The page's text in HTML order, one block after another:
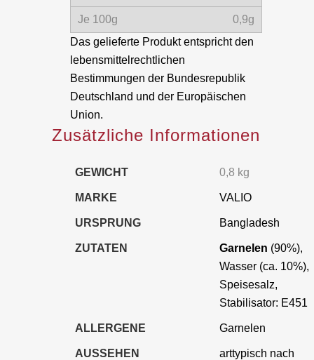
0,9g
Das gelieferte Produkt entspricht den
lebensmittelrechtlichen
Bestimmungen der Bundesrepublik
Deutschland und der Europäischen
Union.
Zusätzliche Informationen
GEWICHT 0,8 kg
MARKE VALIO
URSPRUNG Bangladesh
ZUTATEN Garnelen (90%),
Wasser (ca. 10%),
Speisesalz,
Stabilisator: E451
ALLERGENE Garnelen
AUSSEHEN
arttypisch nach